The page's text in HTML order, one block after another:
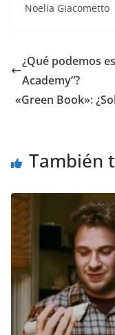
Noelia Giacometto
¿Qué podemos
Academy”?
«Green Book»:
También